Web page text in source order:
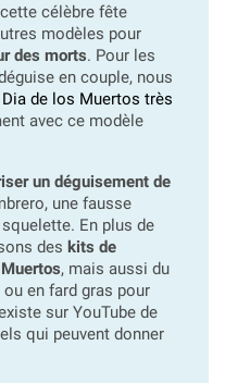
célèbre fête
modèles pour
des morts. Pour les
en couple, nous
de los Muertos très
avec ce modèle
un déguisement de
une fausse
En plus de
des kits de
, mais aussi du
en fard gras pour
sur YouTube de
qui peuvent donner